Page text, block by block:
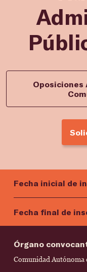
Fecha inicial de
Fecha final de
Órgano
Comunidad Autónoma